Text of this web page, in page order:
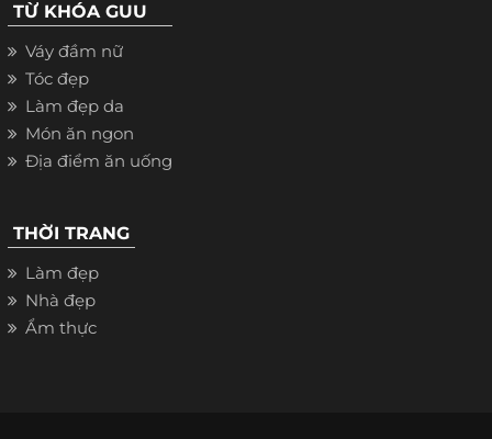
TỪ KHÓA GUU
Váy đầm nữ
Tóc đẹp
Làm đẹp da
Món ăn ngon
Địa điểm ăn uống
THỜI TRANG
Làm đẹp
Nhà đẹp
Ẩm thực